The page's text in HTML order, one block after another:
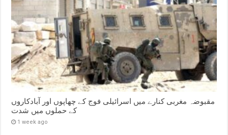
مقبوضہ مغربی کنارے میں اسرائیلی فوج کے چھاپوں اور آبادکاروں
کے حملوں میں شدت
1 week ago